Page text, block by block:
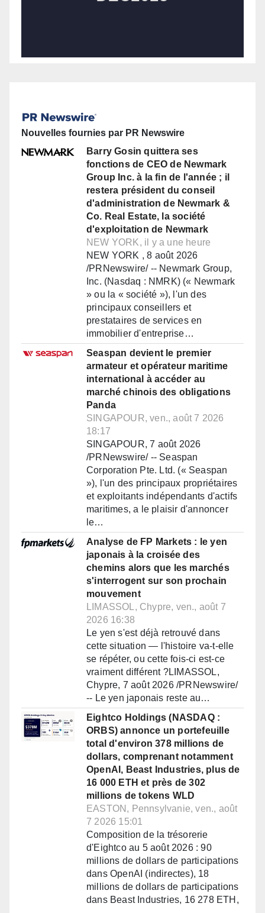
Nouvelles fournies par PR Newswire
Barry Gosin quittera ses
fonctions de CEO de Newmark
Group Inc. à la fin de l'année ; il
restera président du conseil
d'administration de Newmark &
Co. Real Estate, la société
d'exploitation de Newmark
NEW YORK, il y a une heure
NEW YORK , 8 août 2026
/PRNewswire/ -- Newmark Group,
Inc. (Nasdaq : NMRK) (« Newmark
» ou la « société »), l'un des
principaux conseillers et
prestataires de services en
immobilier d'entreprise…
Seaspan devient le premier
armateur et opérateur maritime
international à accéder au
marché chinois des obligations
Panda
SINGAPOUR, ven., août 7 2026
18:17
SINGAPOUR, 7 août 2026
/PRNewswire/ -- Seaspan
Corporation Pte. Ltd. (« Seaspan
»), l'un des principaux propriétaires
et exploitants indépendants d'actifs
maritimes, a le plaisir d'annoncer
le…
Analyse de FP Markets : le yen
japonais à la croisée des
chemins alors que les marchés
s'interrogent sur son prochain
mouvement
LIMASSOL, Chypre, ven., août 7
2026 16:38
Le yen s'est déjà retrouvé dans
cette situation — l'histoire va-t-elle
se répéter, ou cette fois-ci est-ce
vraiment différent ?LIMASSOL,
Chypre, 7 août 2026 /PRNewswire/
-- Le yen japonais reste au…
Eightco Holdings (NASDAQ :
ORBS) annonce un portefeuille
total d'environ 378 millions de
dollars, comprenant notamment
OpenAI, Beast Industries, plus de
16 000 ETH et près de 302
millions de tokens WLD
EASTON, Pennsylvanie, ven., août
7 2026 15:01
Composition de la trésorerie
d'Eightco au 5 août 2026 : 90
millions de dollars de participations
dans OpenAI (indirectes), 18
millions de dollars de participations
dans Beast Industries, 16 278 ETH,